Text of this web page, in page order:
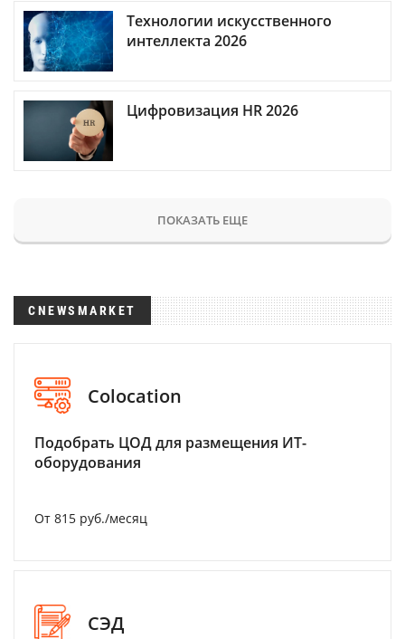
Технологии искусственного
интеллекта 2026
Цифровизация HR 2026
ПОКАЗАТЬ ЕЩЕ
CNEWSMARKET
Colocation
Подобрать ЦОД для размещения ИТ-
оборудования
От 815 руб./месяц
СЭД